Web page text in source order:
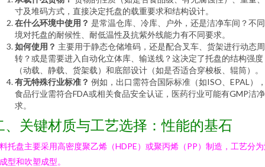
寸及堆码方式，直接决定托盘的载重要求和结构设计。
在什么环境中使用？ 是常温仓库、冷库、户外，还是洁净车间？不
境对托盘的耐候性、耐低温性及抗紫外线能力有不同要求。
如何使用？ 主要用于静态仓储堆码，还是配合叉车、货架进行动态周
转？或是需要进入自动化立体库、输送线？这决定了托盘的结构强度
（动载、静载、货架载）和底部设计（如是否适合穿梭板、辊筒）。
有无特殊行业标准？ 例如，出口需符合国际标准（如ISO、EPAL）
食品行业需符合FDA或相关食品安全认证，医药行业可能有GMP洁
求。
、关键材质与工艺选择：性能的基石
托盘主要采用高密度聚乙烯（HDPE）或聚丙烯（PP）制造，工艺分
型和吹塑成型。